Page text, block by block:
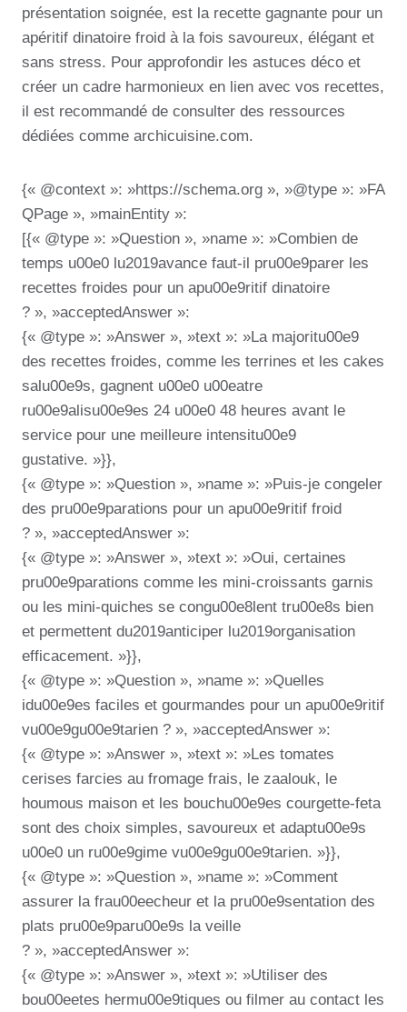
présentation soignée, est la recette gagnante pour un
apéritif dinatoire froid à la fois savoureux, élégant et
sans stress. Pour approfondir les astuces déco et
créer un cadre harmonieux en lien avec vos recettes,
il est recommandé de consulter des ressources
dédiées comme archicuisine.com.
{« @context »: »https://schema.org », »@type »: »FA
QPage », »mainEntity »:
[{« @type »: »Question », »name »: »Combien de
temps u00e0 lu2019avance faut-il pru00e9parer les
recettes froides pour un apu00e9ritif dinatoire
? », »acceptedAnswer »:
{« @type »: »Answer », »text »: »La majoritu00e9
des recettes froides, comme les terrines et les cakes
salu00e9s, gagnent u00e0 u00eatre
ru00e9alisu00e9es 24 u00e0 48 heures avant le
service pour une meilleure intensitu00e9
gustative. »}},
{« @type »: »Question », »name »: »Puis-je congeler
des pru00e9parations pour un apu00e9ritif froid
? », »acceptedAnswer »:
{« @type »: »Answer », »text »: »Oui, certaines
pru00e9parations comme les mini-croissants garnis
ou les mini-quiches se congu00e8lent tru00e8s bien
et permettent du2019anticiper lu2019organisation
efficacement. »}},
{« @type »: »Question », »name »: »Quelles
idu00e9es faciles et gourmandes pour un apu00e9ritif
vu00e9gu00e9tarien ? », »acceptedAnswer »:
{« @type »: »Answer », »text »: »Les tomates
cerises farcies au fromage frais, le zaalouk, le
houmous maison et les bouchu00e9es courgette-feta
sont des choix simples, savoureux et adaptu00e9s
u00e0 un ru00e9gime vu00e9gu00e9tarien. »}},
{« @type »: »Question », »name »: »Comment
assurer la frau00eecheur et la pru00e9sentation des
plats pru00e9paru00e9s la veille
? », »acceptedAnswer »:
{« @type »: »Answer », »text »: »Utiliser des
bou00eetes hermu00e9tiques ou filmer au contact les